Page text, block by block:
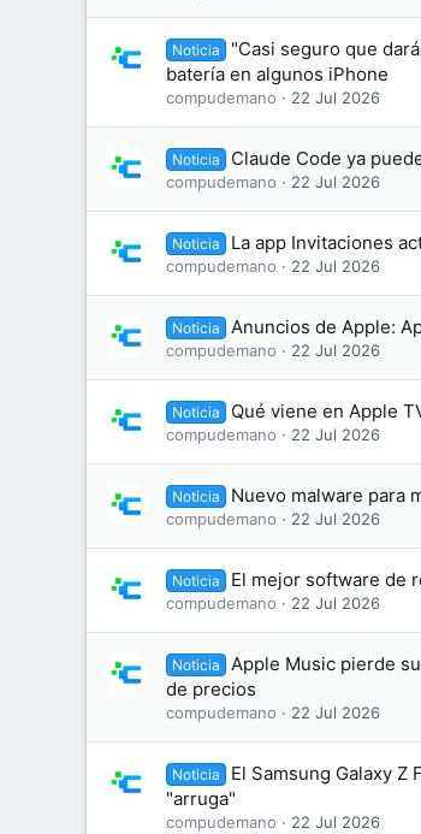
Noticia
"Casi seguro que
batería en algunos iPhone
compudemano 22 Jul 2026
Noticia Claude Code ya
compudemano 22 Jul 2026
Noticia La app Invitaciones
compudemano 22 Jul 2026
Noticia Anuncios de Apple:
compudemano 22 Jul 2026
Noticia Qué viene en Apple
compudemano 22 Jul 2026
Noticia Nuevo malware para
compudemano 22 Jul 2026
Noticia El mejor software de
compudemano 22 Jul 2026
Noticia
Apple Music pierde
de precios
compudemano 22 Jul 2026
Noticia
El Samsung Galaxy
"arruga"
compudemano 22 Jul 2026